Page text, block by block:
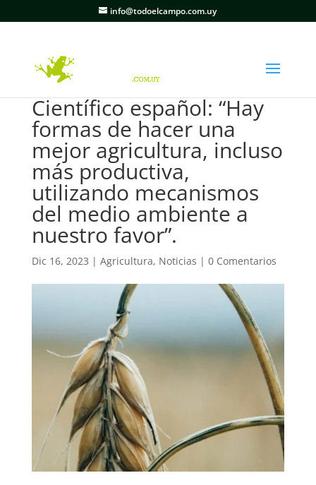
info@todoelcampo.com.uy
Científico español: “Hay
formas de hacer una
mejor agricultura, incluso
más productiva,
utilizando mecanismos
del medio ambiente a
nuestro favor”.
Dic 16, 2023 | Agricultura, Noticias | 0 Comentarios